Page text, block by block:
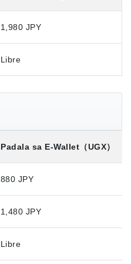
1,980 JPY
Libre
Padala sa E-Wallet （UGX）
880 JPY
1,480 JPY
Libre